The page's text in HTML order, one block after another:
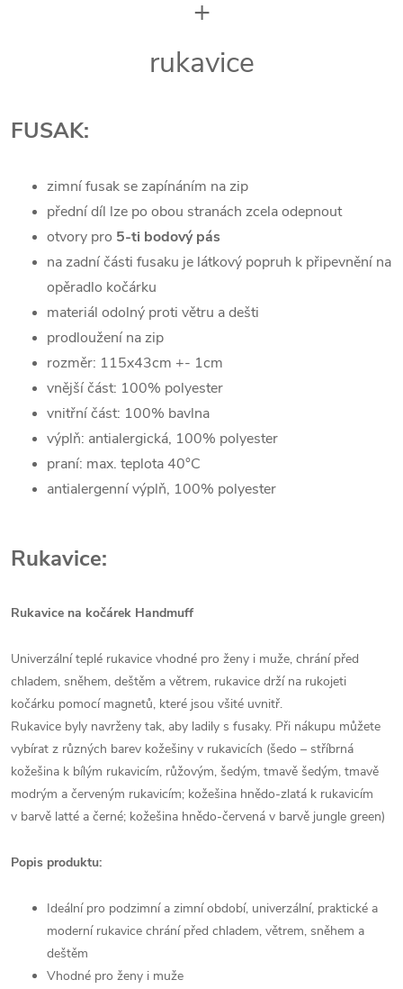
+
rukavice
FUSAK:
zimní fusak se zapínáním na zip
přední díl lze po obou stranách zcela odepnout
otvory pro 5-ti bodový pás
na zadní části fusaku je látkový popruh k připevnění na
opěradlo kočárku
materiál odolný proti větru a dešti
prodloužení na zip
rozměr: 115x43cm +- 1cm
vnější část: 100% polyester
vnitřní část: 100% bavlna
výplň: antialergická, 100% polyester
praní: max. teplota 40°C
antialergenní výplň, 100% polyester
Rukavice:
Rukavice na kočárek Handmuff
Univerzální teplé rukavice vhodné pro ženy i muže, chrání před
chladem, sněhem, deštěm a větrem, rukavice drží na rukojeti
kočárku pomocí magnetů, které jsou všité uvnitř.
Rukavice byly navrženy tak, aby ladily s fusaky. Při nákupu můžete
vybírat z různých barev kožešiny v rukavicích (šedo – stříbrná
kožešina k bílým rukavicím, růžovým, šedým, tmavě šedým, tmavě
modrým a červeným rukavicím; kožešina hnědo-zlatá k rukavicím
v barvě latté a černé; kožešina hnědo-červená v barvě jungle green)
Popis produktu:
Ideální pro podzimní a zimní období, univerzální, praktické a
moderní rukavice chrání před chladem, větrem, sněhem a
deštěm
Vhodné pro ženy i muže